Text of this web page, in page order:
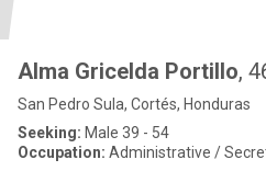
Alma Gricelda Portillo,
San Pedro Sula, Cortés, Honduras
Seeking: Male 39 - 54
Occupation: Administrative /